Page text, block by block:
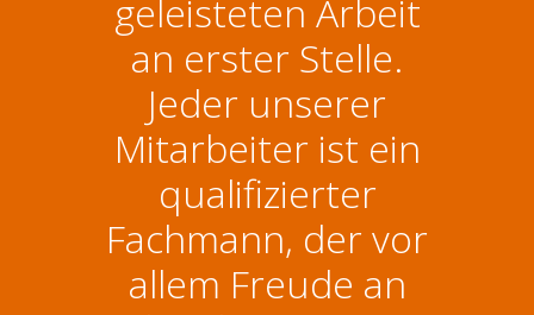
geleisteten Arbeit
an erster Stelle.
Jeder unserer
Mitarbeiter ist ein
qualifizierter
Fachmann, der vor
allem Freude an